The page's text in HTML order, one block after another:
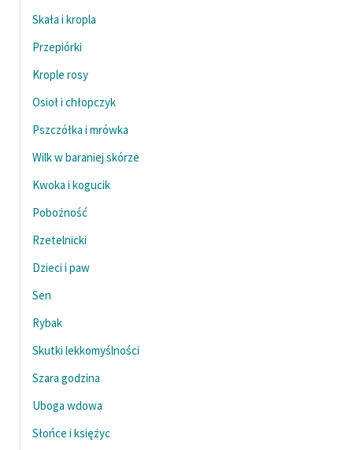
Skała i kropla
Przepiórki
Krople rosy
Osioł i chłopczyk
Pszczółka i mrówka
Wilk w baraniej skórze
Kwoka i kogucik
Pobożność
Rzetelnicki
Dzieci i paw
Sen
Rybak
Skutki lekkomyślności
Szara godzina
Uboga wdowa
Słońce i księżyc